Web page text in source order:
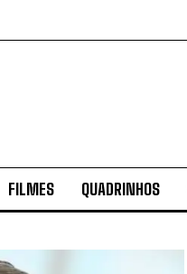
FILMES QUADRINHOS